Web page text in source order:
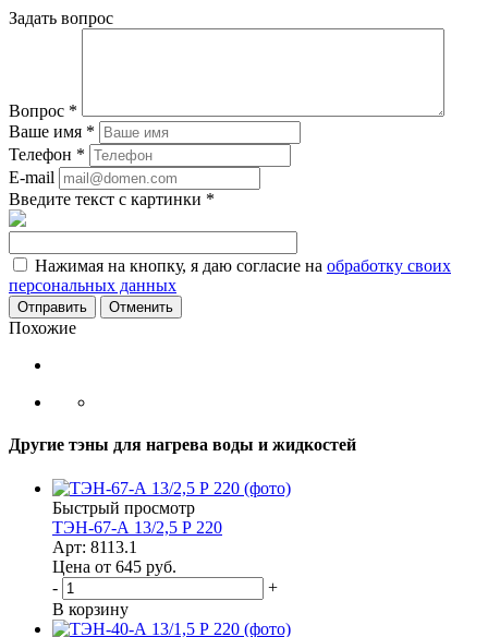
Задать вопрос
Вопрос *
Ваше имя *
Телефон *
E-mail
Введите текст с картинки *
Нажимая на кнопку, я даю согласие на обработку своих
персональных данных
Отменить
Похожие
Другие тэны для нагрева воды и жидкостей
Быстрый просмотр
ТЭН-67-А 13/2,5 Р 220
Арт: 8113.1
Цена от 645 руб.
-
+
В корзину